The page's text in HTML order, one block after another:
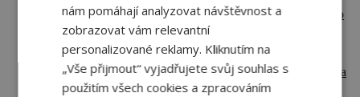
Technické nedostatky domu, kterých si často všimnete až po
nastěhování
Zdravé bydlení začíná ve stěnách. Proč na materiálu záleží
víc, než si myslíte
Chyby na stavbě #5: Tepelné mosty mohou zvyšovat účty za
energie i zhoršit komfort bydlení
nám pomáhají analyzovat návštěvnost a
zobrazovat vám relevantní
personalizované reklamy. Kliknutím na
„Vše přijmout“ vyjadřujete svůj souhlas s
použitím všech cookies a zpracováním